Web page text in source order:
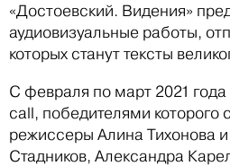
«Достоевский. Видения»
аудиовизуальные работы,
которых станут тексты
С февраля по март 2021
call, победителями которого
режиссеры Алина Тихонова
Стадников, Александра